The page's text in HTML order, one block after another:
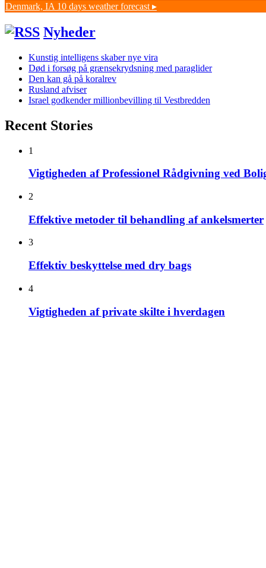
Denmark, IA 10 days weather forecast ▸
Nyheder
Kunstig intelligens skaber nye vira
Død i forsøg på grænsekrydsning med paraglider
Den kan gå på koralrev
Rusland afviser
Israel godkender millionbevilling til Vestbredden
Recent Stories
1
Vigtigheden af Professionel Rådgivning ved
2
Effektive metoder til behandling af ankelsmerter
3
Effektiv beskyttelse med dry bags
4
Vigtigheden af private skilte i hverdagen